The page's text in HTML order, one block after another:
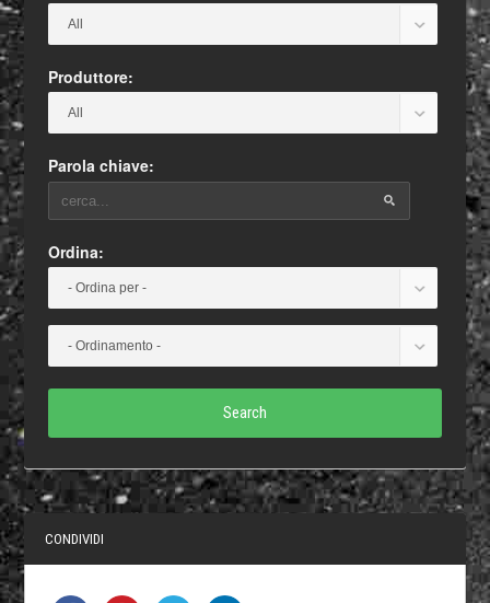
Produttore:
Parola chiave:
Ordina:
Search
CONDIVIDI